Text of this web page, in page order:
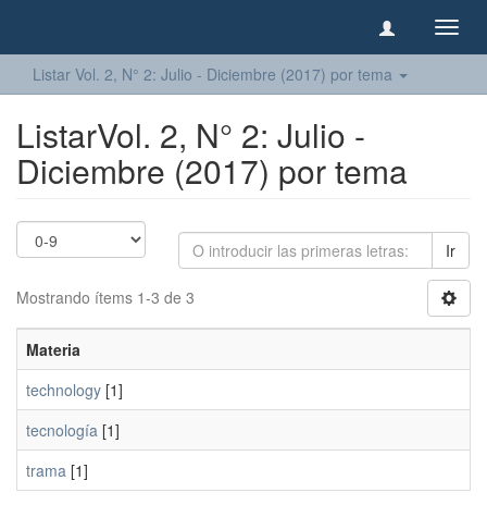
Listar Vol. 2, N° 2: Julio - Diciembre (2017) por tema
ListarVol. 2, N° 2: Julio -
Diciembre (2017) por tema
Ir
Mostrando ítems 1-3 de 3
Materia
technology [1]
tecnología [1]
trama [1]